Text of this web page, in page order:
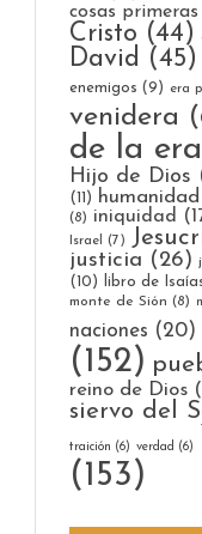
cosas
Cristo (44)
David (45)
enemigos (9) era
venidera
de la era
Hijo de Dios
(11)
humanidad
(8) iniquidad
Israel (7)
justicia (26)
(10)
libro de
monte de Sión (8)
naciones (20)
(152)
reino de Dios
siervo del
traición (6) verdad (6)
(153)